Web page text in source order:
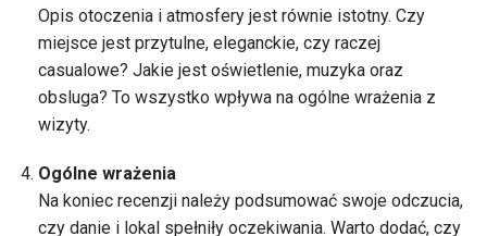
Opis otoczenia i atmosfery jest równie istotny. Czy
miejsce jest przytulne, eleganckie, czy raczej
casualowe? Jakie jest oświetlenie, muzyka oraz
obsluga? To wszystko wpływa na ogólne wrażenia z
wizyty.
Ogólne wrażenia
Na koniec recenzji należy podsumować swoje odczucia,
czy danie i lokal spełniły oczekiwania. Warto dodać, czy